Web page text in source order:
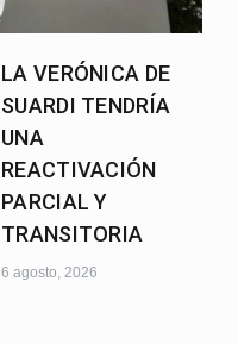
LA VERÓNICA DE
SUARDI TENDRÍA
UNA
REACTIVACIÓN
PARCIAL Y
TRANSITORIA
6 agosto, 2026